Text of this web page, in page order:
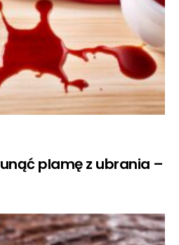
plamę z ubrania –